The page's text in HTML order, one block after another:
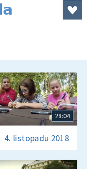
28:04
4. listopadu 2018